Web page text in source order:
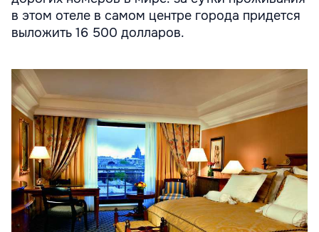
в этом отеле в самом центре города придется
выложить 16 500 долларов.